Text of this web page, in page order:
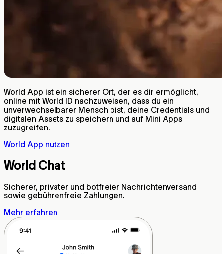
World App ist ein sicherer Ort, der es dir ermöglicht,
online mit World ID nachzuweisen, dass du ein
unverwechselbarer Mensch bist, deine Credentials und
digitalen Assets zu speichern und auf Mini Apps
zuzugreifen.
World App nutzen
World Chat
Sicherer, privater und botfreier Nachrichtenversand
sowie gebührenfreie Zahlungen.
Mehr erfahren